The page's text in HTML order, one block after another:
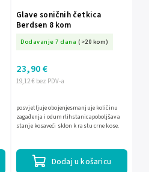
Glave soničnih četkica
Berdsen 8 kom
Dodavanje 7 dana (>20 kom)
19,12 € bez PDV-a
23,90 €
Dodaj u košaricu
posvjetljuje obojenjesmanjuje količinu
zagađenja i odumrlihstanicapoboljšava
stanje kosaveći sklon k rastu crne kose.